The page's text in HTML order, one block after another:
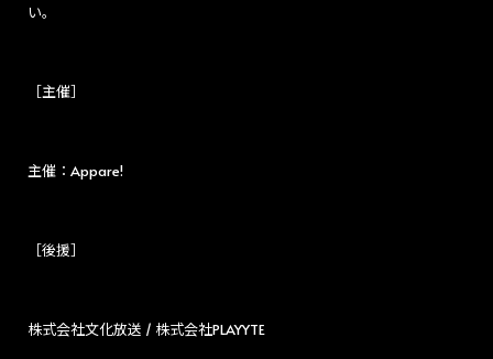
い。
［主催］
主催：Appare!
［後援］
株式会社文化放送 / 株式会社PLAYYTE